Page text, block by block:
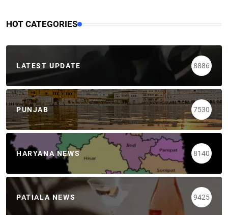
HOT CATEGORIES
LATEST UPDATE 8886
PUNJAB 7530
HARYANA NEWS 8140
PATIALA NEWS 9425